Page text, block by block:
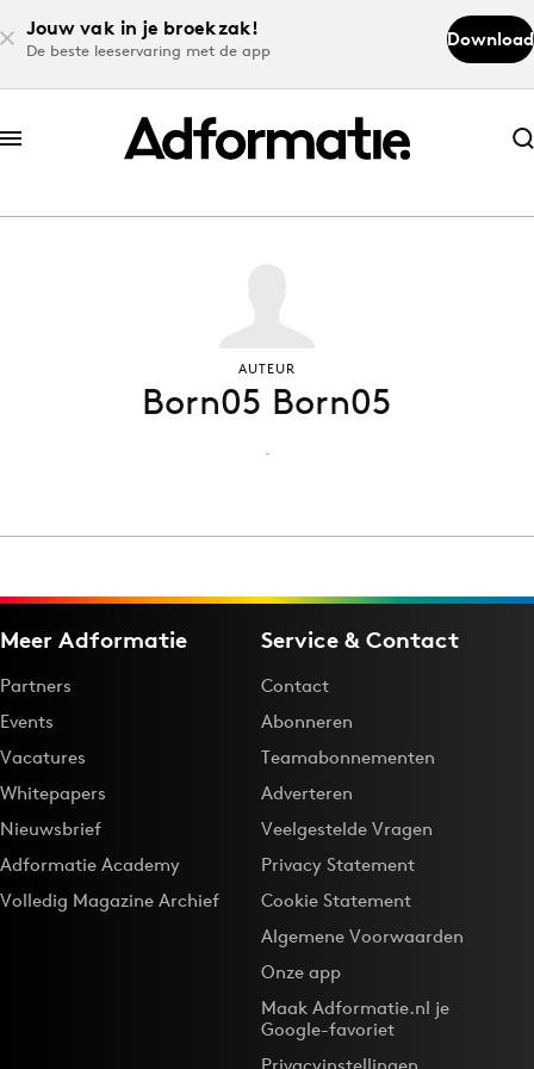
Jouw vak in je broekzak!
De beste leeservaring met de app
Download
Abonneer nu
Abonneer nu
Download de app
Volg het laatste nieuws via de Adformatie
Menu
Home
9 sept: GenAI-training
12 nov: MarketingLive!
Adverteren
Events
Opleidingen
Vacatures
AUTEUR
Born05 Born05
-
Meer Adformatie
Partners
Events
Vacatures
Whitepapers
Nieuwsbrief
Adformatie Academy
Volledig Magazine Archief
Service & Contact
Contact
Abonneren
Teamabonnementen
Adverteren
Veelgestelde Vragen
Privacy Statement
Cookie Statement
Algemene Voorwaarden
Onze app
Maak Adformatie.nl je
Google-favoriet